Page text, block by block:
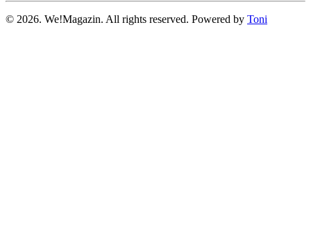
© 2026. We!Magazin. All rights reserved. Powered by Toni